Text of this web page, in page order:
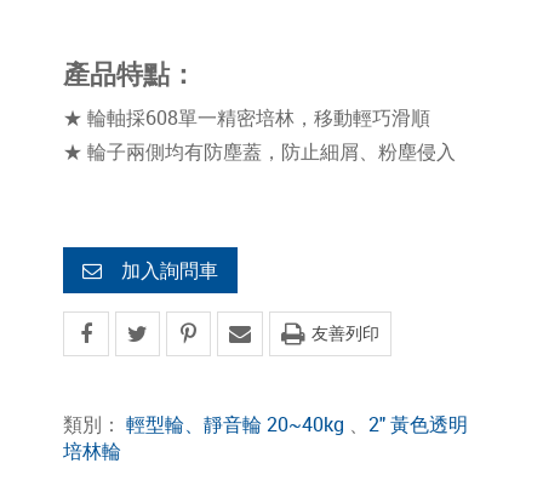
產品特點：
★ 輪軸採608單一精密培林，移動輕巧滑順
★ 輪子兩側均有防塵蓋，防止細屑、粉塵侵入
加入詢問車
友善列印
類別：輕型輪、靜音輪 20~40kg 、2" 黃色透明
培林輪